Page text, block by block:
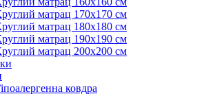
матрац 170х170 см
матрац 180х180 см
матрац 190х190 см
матрац 200х200 см
ковдра